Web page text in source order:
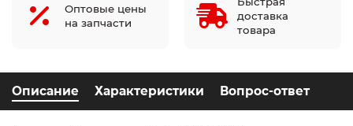
Оптовые цены
на запчасти
доставка
товара
Описание Характеристики Вопрос-ответ